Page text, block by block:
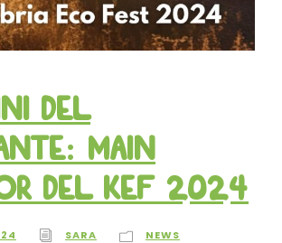
del
MAIN
del KEF 2024
SARA NEWS